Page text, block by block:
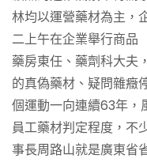
林均以運營藥材為主，
二上午在企業舉行商品
藥房東任、藥劑科大夫
的真偽藥材、疑問雜癥
個運動一向連續63年，
員工藥材判定程度，不
事長周路山就是廣東省